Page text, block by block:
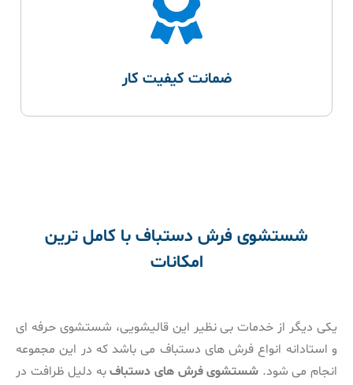
ضمانت کیفیت کار
شستشوی فرش دستباف با کامل ترین
امکانات
یکی دیگر از خدمات بی نظیر این قالیشویی، شستشوی حرفه ای
و استادانه انواع فرش های دستباف می باشد که در این مجموعه
انجام می شود. شستشوی فرش های دستبافبه دلیل ظرافت در